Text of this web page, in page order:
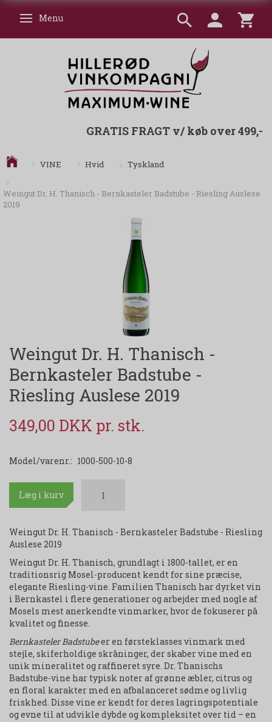
Skifte navigation
Menu
GRATIS FRAGT v/ køb over 499,-
VINE Hvid Tyskland
Weingut Dr. H. Thanisch - Bernkasteler Badstube - Riesling Auslese
2019
Weingut Dr. H. Thanisch -
Bernkasteler Badstube -
Riesling Auslese 2019
349,00 DKK
Model/varenr.: 1000-500-10-8
Læg i kurv
Weingut Dr. H. Thanisch - Bernkasteler Badstube - Riesling
Auslese 2019
Weingut Dr. H. Thanisch, grundlagt i 1800-tallet, er en
traditionsrig Mosel-producent kendt for sine præcise,
elegante Riesling-vine. Familien Thanisch har dyrket vin
i Bernkastel i flere generationer og arbejder med nogle af
Mosels mest anerkendte vinmarker, hvor de fokuserer på
kvalitet og finesse.
Bernkasteler Badstubeer en førsteklasses vinmark med
stejle, skiferholdige skråninger, der skaber vine med en
unik mineralitet og raffineret syre. Dr. Thanischs
Badstube-vine har typisk noter af grønne æbler, citrus og
en floral karakter med en afbalanceret sødme og livlig
friskhed. Disse vine er kendt for deres lagringspotentiale
og evne til at udvikle dybde og kompleksitet over tid – en